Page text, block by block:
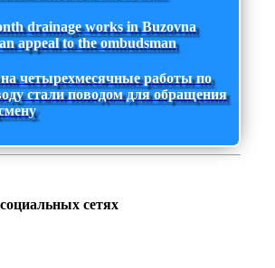
drainage works in Buzovna
appeal to the ombudsman
четырехмесячные работы по
стали поводом для обращения
сетях